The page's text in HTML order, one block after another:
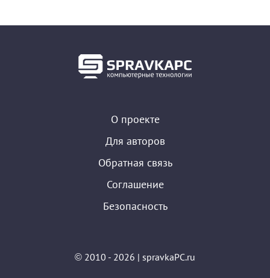
О проекте
Для авторов
Обратная связь
Соглашение
Безопасность
© 2010 - 2026 | spravkaPC.ru